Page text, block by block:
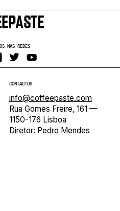
NAS REDES
CONTACTOS
info@coffeepaste.com
Rua Gomes Freire, 161 —
1150-176 Lisboa
Diretor: Pedro Mendes